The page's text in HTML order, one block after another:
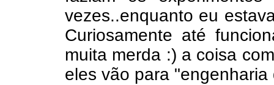
vezes..enquanto eu
Curiosamente até
muita merda :) a coisa
eles vão para